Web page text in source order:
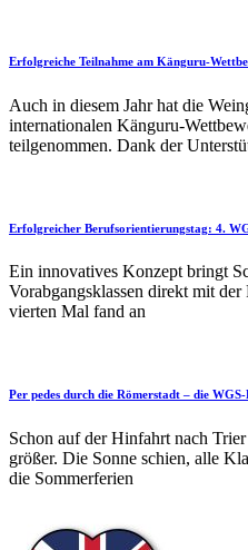
Erfolgreiche Teilnahme am Känguru-
Auch in diesem Jahr hat die
internationalen Känguru-
teilgenommen. Dank der
Erfolgreicher Berufsorientierungstag: 4.
Ein innovatives Konzept bringt
Vorabgangsklassen direkt mit
vierten Mal fand an
Per pedes durch die Römerstadt – die
Schon auf der Hinfahrt nach
größer. Die Sonne schien, alle
die Sommerferien